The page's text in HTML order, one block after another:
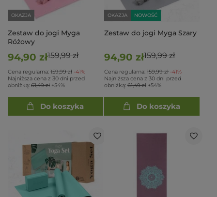
OKAZJA
Zestaw do jogi Myga
Różowy
94,90 zł159,99 zł
Cena regularna: 159,99 zł -41%
Najniższa cena z 30 dni przed
obniżką: 61,49 zł +54%
Do koszyka
OKAZJA NOWOŚĆ
Zestaw do jogi Myga Szary
94,90 zł159,99 zł
Cena regularna: 159,99 zł -41%
Najniższa cena z 30 dni przed
obniżką: 61,49 zł +54%
Do koszyka